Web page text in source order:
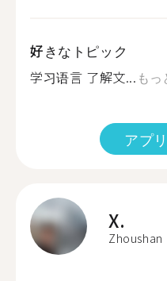
好きなトピック
学习语言 了解文... もっ
アプ
X.
Zhoushan